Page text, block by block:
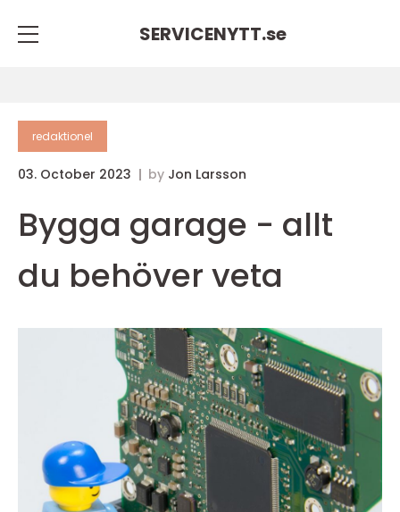
SERVICENYTT.se
redaktionel
03. October 2023 by Jon Larsson
Bygga garage - allt
du behöver veta